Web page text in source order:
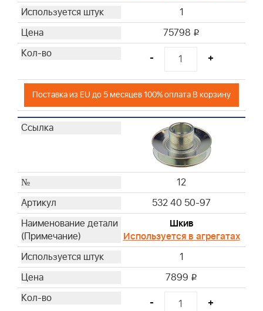
1
75798 i
- +
Поставка из EU до 5 месяцев 100% оплата В корзину
12
532 40 50-97
Шкив
Используется в агрегатах
1
7899 i
- +